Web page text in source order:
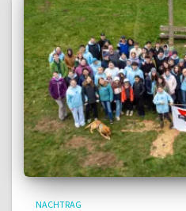
NACHTRAG